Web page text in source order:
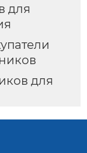
для
для